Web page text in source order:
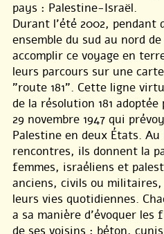
pays : Palestine-Israël.
Durant l’été 2002, pendant
ensemble du sud au nord
accomplir ce voyage en
leurs parcours sur une
"route 181". Cette ligne
de la résolution 181
29 novembre 1947 qui
Palestine en deux États. Au
rencontres, ils donnent la
femmes, israéliens et
anciens, civils ou militaires,
leurs vies quotidiennes.
a sa manière d’évoquer